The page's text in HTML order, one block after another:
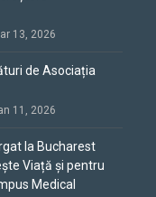
13, 2026
de Asociația
11, 2026
la Bucharest
Viață și pentru
Medical